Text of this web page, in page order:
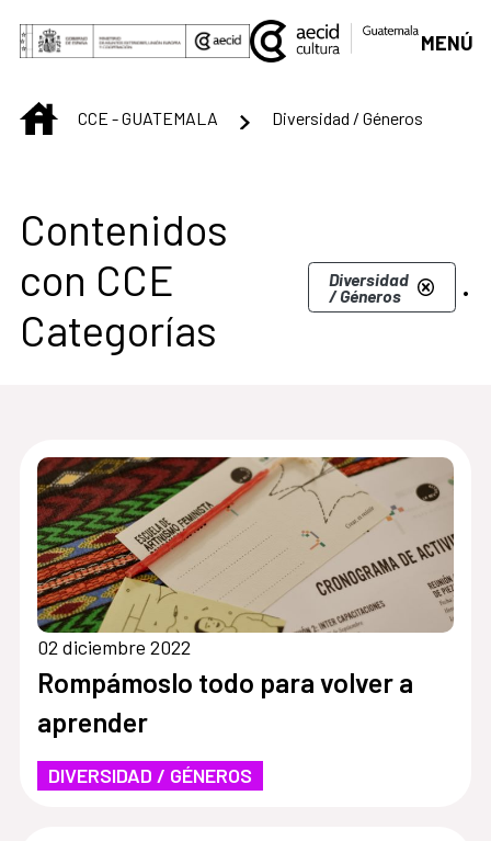
Saltar al contenido principal
MENÚ
INICIOCCE - GUATEMALA Diversidad / Géneros
Centro Cultural de
Contenidos
con CCE
Categorías
Diversidad
/ Géneros .
02 diciembre 2022
Rompámoslo todo para volver a
aprender
DIVERSIDAD / GÉNEROS